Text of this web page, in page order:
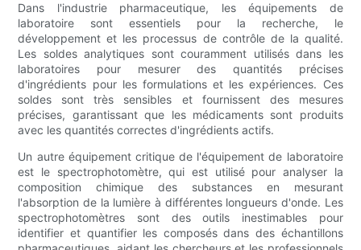
Dans l'industrie pharmaceutique, les équipements de
laboratoire sont essentiels pour la recherche, le
développement et les processus de contrôle de la qualité.
Les soldes analytiques sont couramment utilisés dans les
laboratoires pour mesurer des quantités précises
d'ingrédients pour les formulations et les expériences. Ces
soldes sont très sensibles et fournissent des mesures
précises, garantissant que les médicaments sont produits
avec les quantités correctes d'ingrédients actifs.
Un autre équipement critique de l'équipement de laboratoire
est le spectrophotomètre, qui est utilisé pour analyser la
composition chimique des substances en mesurant
l'absorption de la lumière à différentes longueurs d'onde. Les
spectrophotomètres sont des outils inestimables pour
identifier et quantifier les composés dans des échantillons